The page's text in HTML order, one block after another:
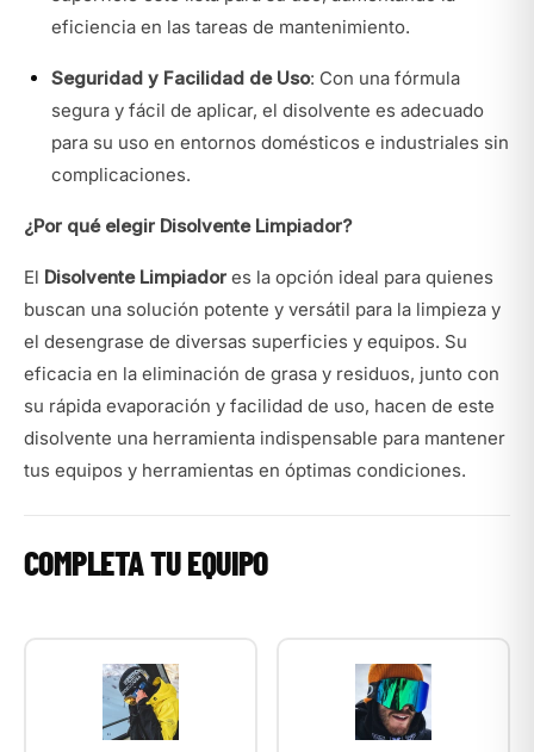
eficiencia en las tareas de mantenimiento.
Seguridad y Facilidad de Uso: Con una fórmula
segura y fácil de aplicar, el disolvente es adecuado
para su uso en entornos domésticos e industriales sin
complicaciones.
¿Por qué elegir Disolvente Limpiador?
El Disolvente Limpiador es la opción ideal para quienes
buscan una solución potente y versátil para la limpieza y
el desengrase de diversas superficies y equipos. Su
eficacia en la eliminación de grasa y residuos, junto con
su rápida evaporación y facilidad de uso, hacen de este
disolvente una herramienta indispensable para mantener
tus equipos y herramientas en óptimas condiciones.
COMPLETA TU EQUIPO